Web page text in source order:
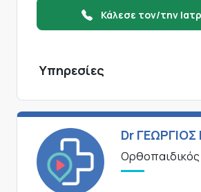
Κάλεσε τον/την
Υπηρεσίες
Dr ΓΕΩΡΓΙΟΣ
Ορθοπαιδικός